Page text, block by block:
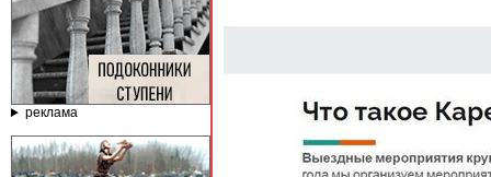
реклама